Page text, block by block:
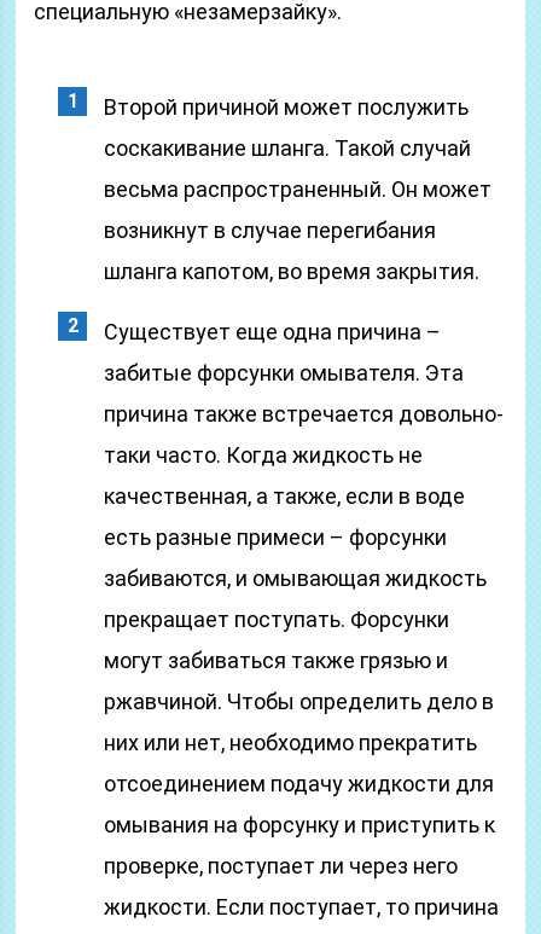
специальную «незамерзайку».
Второй причиной может послужить
соскакивание шланга. Такой случай
весьма распространенный. Он может
возникнут в случае перегибания
шланга капотом, во время закрытия.
Существует еще одна причина –
забитые форсунки омывателя. Эта
причина также встречается довольно-
таки часто. Когда жидкость не
качественная, а также, если в воде
есть разные примеси – форсунки
забиваются, и омывающая жидкость
прекращает поступать. Форсунки
могут забиваться также грязью и
ржавчиной. Чтобы определить дело в
них или нет, необходимо прекратить
отсоединением подачу жидкости для
омывания на форсунку и приступить к
проверке, поступает ли через него
жидкости. Если поступает, то причина